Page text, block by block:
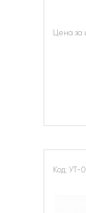
Цена за
Код: УТ-